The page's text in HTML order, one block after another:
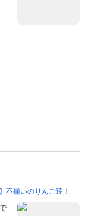
不揃いのりんご達！